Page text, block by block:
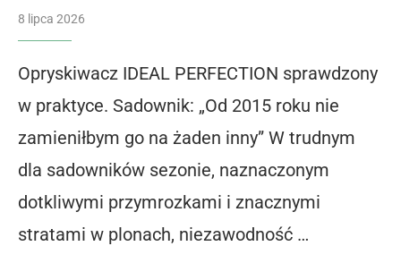
8 lipca 2026
Opryskiwacz IDEAL PERFECTION sprawdzony
w praktyce. Sadownik: „Od 2015 roku nie
zamieniłbym go na żaden inny” W trudnym
dla sadowników sezonie, naznaczonym
dotkliwymi przymrozkami i znacznymi
stratami w plonach, niezawodność …